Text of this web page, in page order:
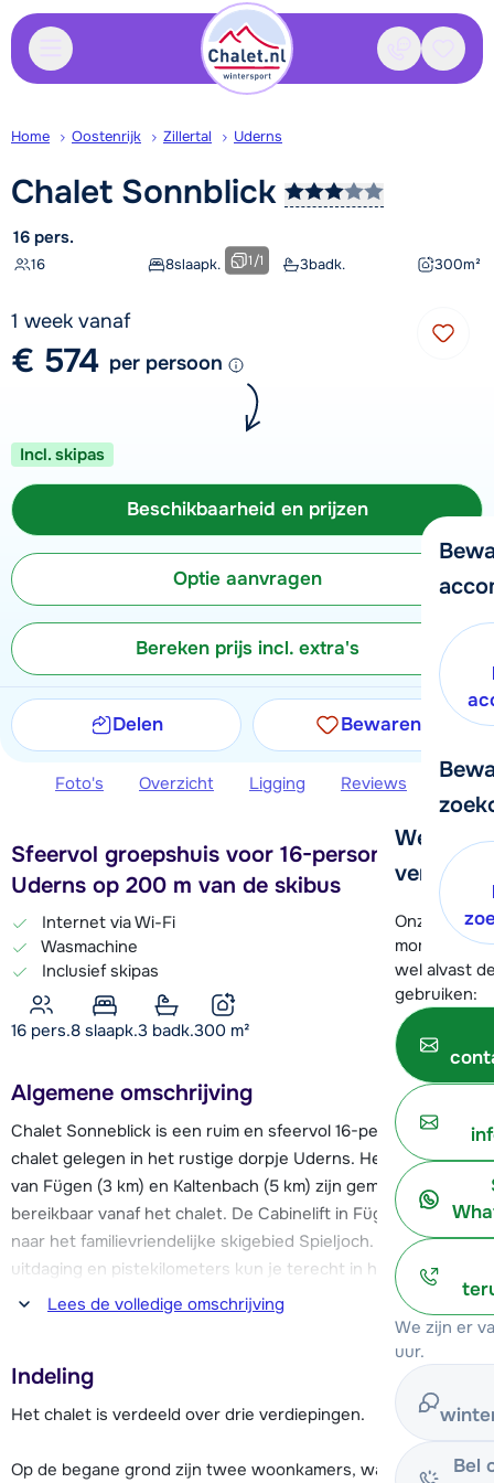
Contact
We
verder!
Onze
moment
wel alvast
gebruiken:
We zijn er
uur.
Bel
Home Oostenrijk Zillertal Uderns
Chalet Sonnblick
16 pers.
16 8slaapk. 3badk. 300m²
1/1
1 week vanaf
€ 574 per persoon
Incl. skipas
Beschikbaarheid en prijzen
Optie aanvragen
Bereken prijs incl. extra's
Delen Bewaren
Foto's Overzicht Ligging Reviews
Sfeervol groepshuis voor 16-personen in
Uderns op 200 m van de skibus
Internet via Wi-Fi
Wasmachine
Inclusief skipas
16 pers.8 slaapk.3 badk.300 m²
Algemene omschrijving
Chalet Sonneblick is een ruim en sfeervol 16-persoons
chalet gelegen in het rustige dorpje Uderns. Het skigebied
van Fügen (3 km) en Kaltenbach (5 km) zijn gemakkelijk
bereikbaar vanaf het chalet. De Cabinelift in Fügen brengt je
naar het familievriendelijke skigebied Spieljoch. Voor meer
uitdaging en pistekilometers kun je terecht in het skigebied
Hochfügen-Hochzillertal/Kaltenbach. De skibus stopt op
In Uderns vind je diverse restaurants, een paar bars, grote
supermarkt en winkels. Voor een grotere keuze kun je
terecht in het naastgelegen Fügen op ca. 3km. In het
levendige Fügen vind je o.a. een schaatsbaan en het
Lees de volledige omschrijving
Indeling
Het chalet is verdeeld over drie verdiepingen.
Op de begane grond zijn twee woonkamers, waarvan één